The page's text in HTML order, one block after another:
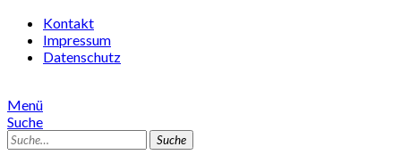
Kontakt
Impressum
Datenschutz
Menü
Suche
Suche